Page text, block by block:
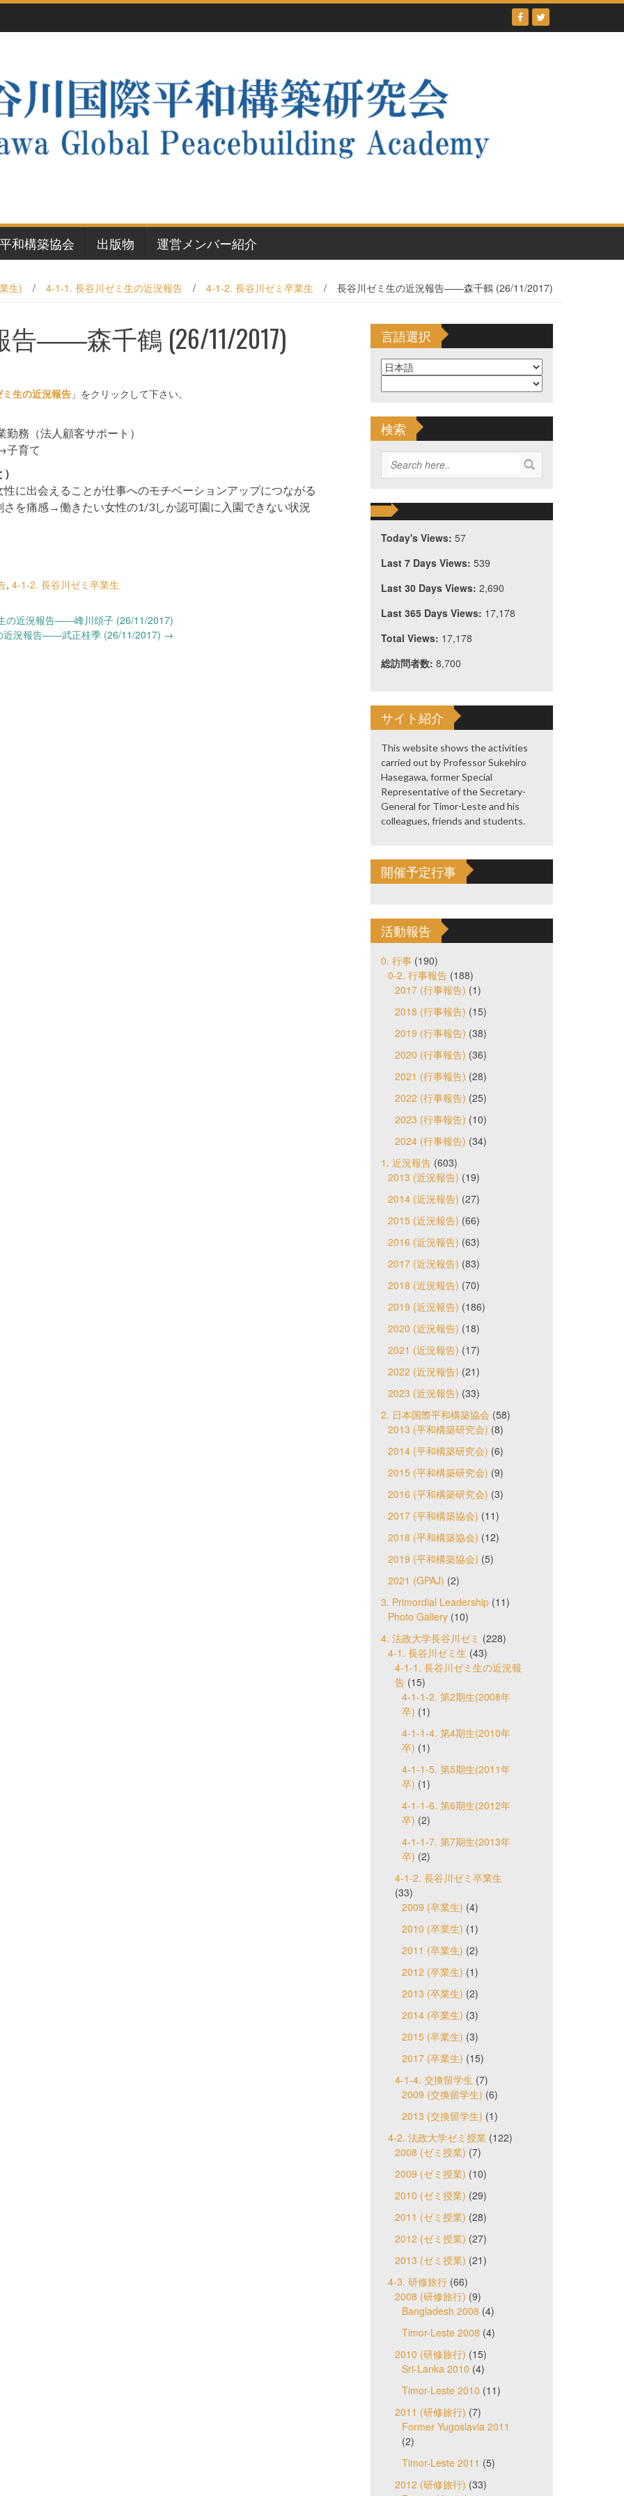
平和構築協会 出版物 運営メンバー紹介
生) / 4-1-1. 長谷川ゼミ生の近況報告 / 4-1-2. 長谷川ゼミ卒業生 / 長谷川ゼミ生の近況報告――森千鶴 (26/11/2017)
――森千鶴 (26/11/2017)
ミ生の近況報告 」をクリックして下さい。
務（法人顧客サポート）
育て
に出会えることが仕事へのモチベーションアップにつながる
を痛感→働きたい女性の1/3しか認可園に入園できない状況
, 4-1-2. 長谷川ゼミ卒業生
の近況報告――峰川頌子 (26/11/2017)
近況報告――武正桂季 (26/11/2017) →
言語選択
検索
Today's Views: 57
Last 7 Days Views: 539
Last 30 Days Views: 2,690
Last 365 Days Views: 17,178
Total Views: 17,178
総訪問者数: 8,700
サイト紹介
This website shows the activities
carried out by Professor Sukehiro
Hasegawa, former Special
Representative of the Secretary-
General for Timor-Leste and his
colleagues, friends and students.
開催予定行事
活動報告
0. 行事(190)
0-2. 行事報告(188)
2017 (行事報告) (1)
2018 (行事報告) (15)
2019 (行事報告) (38)
2020 (行事報告) (36)
2021 (行事報告) (28)
2022 (行事報告) (25)
2023 (行事報告) (10)
2024 (行事報告) (34)
1. 近況報告(603)
2013 (近況報告) (19)
2014 (近況報告) (27)
2015 (近況報告) (66)
2016 (近況報告) (63)
2017 (近況報告) (83)
2018 (近況報告) (70)
2019 (近況報告) (186)
2020 (近況報告) (18)
2021 (近況報告) (17)
2022 (近況報告) (21)
2023 (近況報告) (33)
2. 日本国際平和構築協会 (58)
2013 (平和構築研究会) (8)
2014 (平和構築研究会) (6)
2015 (平和構築研究会) (9)
2016 (平和構築研究会) (3)
2017 (平和構築協会) (11)
2018 (平和構築協会) (12)
2019 (平和構築協会) (5)
2021 (GPAJ) (2)
3. Primordial Leadership(11)
Photo Gallery(10)
4. 法政大学長谷川ゼミ (228)
4-1. 長谷川ゼミ生 (43)
4-1-1. 長谷川ゼミ生の近況報
告(15)
4-1-1-2. 第2期生(2008年
卒) (1)
4-1-1-4. 第4期生(2010年
卒) (1)
4-1-1-5. 第5期生(2011年
卒) (1)
4-1-1-6. 第6期生(2012年
卒) (2)
4-1-1-7. 第7期生(2013年
卒) (2)
4-1-2. 長谷川ゼミ卒業生
(33)
2009 (卒業生) (4)
2010 (卒業生) (1)
2011 (卒業生) (2)
2012 (卒業生) (1)
2013 (卒業生) (2)
2014 (卒業生) (3)
2015 (卒業生) (3)
2017 (卒業生) (15)
4-1-4. 交換留学生 (7)
2009 (交換留学生) (6)
2013 (交換留学生) (1)
4-2. 法政大学ゼミ授業(122)
2008 (ゼミ授業) (7)
2009 (ゼミ授業) (10)
2010 (ゼミ授業) (29)
2011 (ゼミ授業) (28)
2012 (ゼミ授業) (27)
2013 (ゼミ授業) (21)
4-3. 研修旅行(66)
2008 (研修旅行) (9)
Bangladesh 2008 (4)
Timor-Leste 2008 (4)
2010 (研修旅行) (15)
Sri-Lanka 2010 (4)
Timor-Leste 2010 (11)
2011 (研修旅行) (7)
Former Yugoslavia 2011
(2)
Timor-Leste 2011 (5)
2012 (研修旅行) (33)